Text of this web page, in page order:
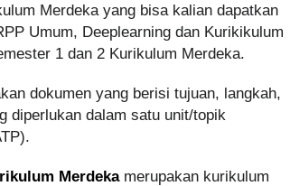
Merdeka yang bisa kalian dapatkan
Umum, Deeplearning dan Kurikikulum
1 dan 2 Kurikulum Merdeka.
dokumen yang berisi tujuan, langkah,
diperlukan dalam satu unit/topik
Merdekamerupakan kurikulum